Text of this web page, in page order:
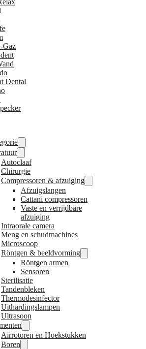
Gaz
Dental
Autoclaaf
Chirurgie
Compressoren & afzuiging
Afzuigslangen
Cattani compressoren
Vaste en verrijdbare
afzuiging
Intraorale camera
Meng en schudmachines
Microscoop
Röntgen & beeldvorming
Röntgen armen
Sensoren
Sterilisatie
Tandenbleken
Thermodesinfector
Uithardingslampen
Ultrasoon
Airrotoren en Hoekstukken
Boren